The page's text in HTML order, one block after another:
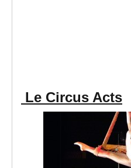
Le Circus Acts